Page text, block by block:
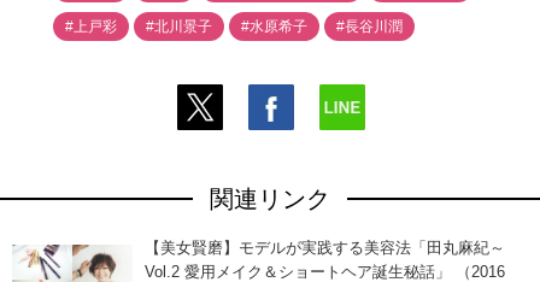
#上戸彩 #北川景子 #水原希子 #長谷川潤
関連リンク
【美女賢磨】モデルが実践する美容法「田丸麻紀～
Vol.2 愛用メイク＆ショートヘア誕生秘話」 （2016